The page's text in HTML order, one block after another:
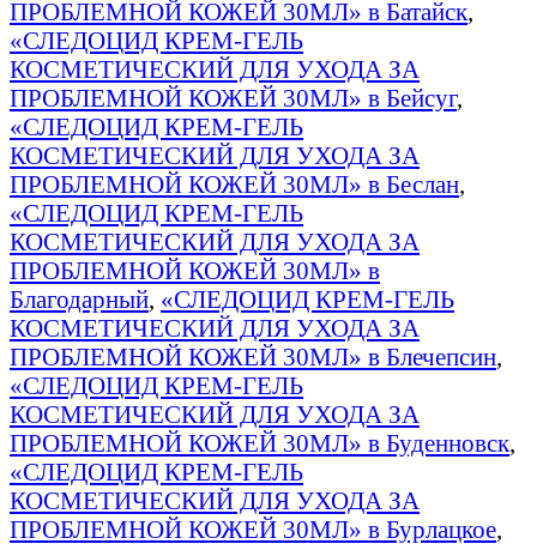
ПРОБЛЕМНОЙ КОЖЕЙ 30МЛ» в Батайск,
«СЛЕДОЦИД КРЕМ-ГЕЛЬ
КОСМЕТИЧЕСКИЙ ДЛЯ УХОДА ЗА
ПРОБЛЕМНОЙ КОЖЕЙ 30МЛ» в Бейсуг,
«СЛЕДОЦИД КРЕМ-ГЕЛЬ
КОСМЕТИЧЕСКИЙ ДЛЯ УХОДА ЗА
ПРОБЛЕМНОЙ КОЖЕЙ 30МЛ» в Беслан,
«СЛЕДОЦИД КРЕМ-ГЕЛЬ
КОСМЕТИЧЕСКИЙ ДЛЯ УХОДА ЗА
ПРОБЛЕМНОЙ КОЖЕЙ 30МЛ» в
Благодарный, «СЛЕДОЦИД КРЕМ-ГЕЛЬ
КОСМЕТИЧЕСКИЙ ДЛЯ УХОДА ЗА
ПРОБЛЕМНОЙ КОЖЕЙ 30МЛ» в Блечепсин,
«СЛЕДОЦИД КРЕМ-ГЕЛЬ
КОСМЕТИЧЕСКИЙ ДЛЯ УХОДА ЗА
ПРОБЛЕМНОЙ КОЖЕЙ 30МЛ» в Буденновск,
«СЛЕДОЦИД КРЕМ-ГЕЛЬ
КОСМЕТИЧЕСКИЙ ДЛЯ УХОДА ЗА
ПРОБЛЕМНОЙ КОЖЕЙ 30МЛ» в Бурлацкое,